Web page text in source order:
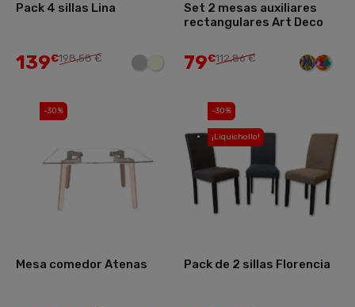
Pack 4 sillas Lina
139€198,58 €
Set 2 mesas auxiliares
rectangulares Art Deco
79€112,86 €
Mesa comedor Atenas
-30%
Pack de 2 sillas Florencia
-30%
¡Liquichollo!